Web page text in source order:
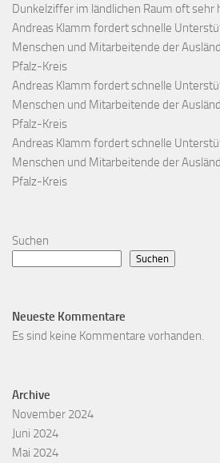
Dunkelziffer im ländlichen Raum oft sehr
Andreas Klamm fordert schnelle
Menschen und Mitarbeitende der
Pfalz-Kreis
Andreas Klamm fordert schnelle
Menschen und Mitarbeitende der
Pfalz-Kreis
Andreas Klamm fordert schnelle
Menschen und Mitarbeitende der
Pfalz-Kreis
Suchen
Suchen
Neueste Kommentare
Es sind keine Kommentare vorhanden.
Archive
November 2024
Juni 2024
Mai 2024